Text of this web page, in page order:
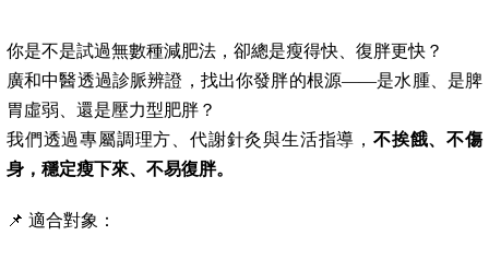
你是不是試過無數種減肥法，卻總是瘦得快、復胖更快？
廣和中醫透過診脈辨證，找出你發胖的根源——是水腫、是脾
胃虛弱、還是壓力型肥胖？
我們透過專屬調理方、代謝針灸與生活指導， 不挨餓、不傷
身，穩定瘦下來、不易復胖。
📌 適合對象：